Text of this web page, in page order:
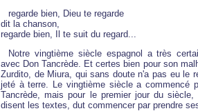
regarde bien, Dieu te regarde
dit la chanson,
regarde bien, Il te suit du regard...
Notre vingtième siècle espagnol a très
avec Don Tancrède. Et certes bien pour son
Zurdito, de Miura, qui sans doute n'a pas eu le
jeté à terre. Le vingtième siècle a commencé
Tancrède, mais pour le premier jour du
disent les textes, dut commencer par prendre